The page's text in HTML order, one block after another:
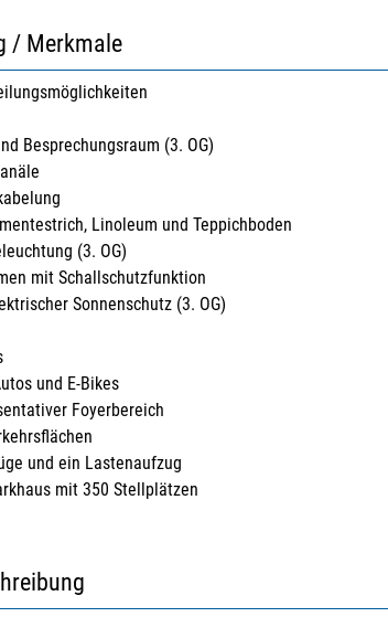
/ Merkmale
Besprechungsraum (3. OG)
Linoleum und Teppichboden
(3. OG)
mit Schallschutzfunktion
Sonnenschutz (3. OG)
und E-Bikes
Foyerbereich
und ein Lastenaufzug
mit 350 Stellplätzen